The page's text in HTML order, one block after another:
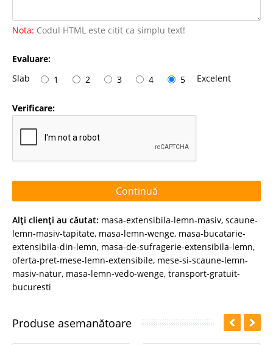
Nota: Codul HTML este citit ca simplu text!
Evaluare:
Slab
1 2 3 4 5 Excelent
Verificare:
Continuă
Alţi clienţi au căutat: masa-extensibila-lemn-masiv, scaune-
lemn-masiv-tapitate, masa-lemn-wenge, masa-bucatarie-
extensibila-din-lemn, masa-de-sufragerie-extensibila-lemn,
oferta-pret-mese-lemn-extensibile, mese-si-scaune-lemn-
masiv-natur, masa-lemn-vedo-wenge, transport-gratuit-
bucuresti
Produse asemanătoare